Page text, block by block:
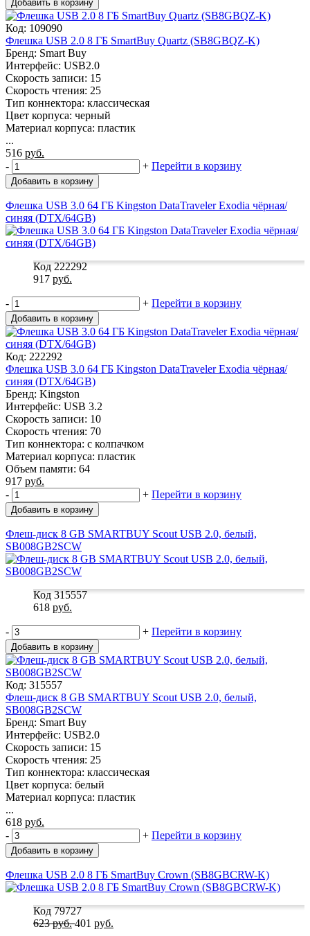
Добавить в корзину
Код: 109090
Флешка USB 2.0 8 ГБ SmartBuy Quartz (SB8GBQZ-K)
Бренд: Smart Buy
Интерфейс: USB2.0
Скорость записи: 15
Скорость чтения: 25
Тип коннектора: классическая
Цвет корпуса: черный
Материал корпуса: пластик
...
516 руб.
-
+ Перейти в корзину
Добавить в корзину
Флешка USB 3.0 64 ГБ Kingston DataTraveler Exodia чёрная/
синяя (DTX/64GB)
Код 222292
917 руб.
- + Перейти в корзину
Добавить в корзину
Код: 222292
Флешка USB 3.0 64 ГБ Kingston DataTraveler Exodia чёрная/
синяя (DTX/64GB)
Бренд: Kingston
Интерфейс: USB 3.2
Скорость записи: 10
Скорость чтения: 70
Тип коннектора: с колпачком
Материал корпуса: пластик
Объем памяти: 64
917 руб.
-
+ Перейти в корзину
Добавить в корзину
Флеш-диск 8 GB SMARTBUY Scout USB 2.0, белый,
SB008GB2SCW
Код 315557
618 руб.
- + Перейти в корзину
Добавить в корзину
Код: 315557
Флеш-диск 8 GB SMARTBUY Scout USB 2.0, белый,
SB008GB2SCW
Бренд: Smart Buy
Интерфейс: USB2.0
Скорость записи: 15
Скорость чтения: 25
Тип коннектора: классическая
Цвет корпуса: белый
Материал корпуса: пластик
...
618 руб.
-
+ Перейти в корзину
Добавить в корзину
Флешка USB 2.0 8 ГБ SmartBuy Crown (SB8GBCRW-K)
Код 79727
623руб. 401 руб.